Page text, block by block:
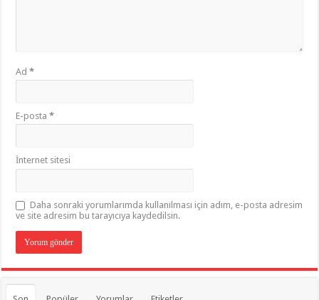
Ad*
E-posta*
İnternet sitesi
Daha sonraki yorumlarımda kullanılması için adım, e-posta adresim
ve site adresim bu tarayıcıya kaydedilsin.